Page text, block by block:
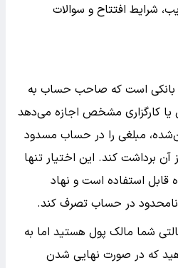
شرایط افتتاح و سوالات
است که صاحب حساب به
کارگزاری مشخص اجازه می‌دهد
مبلغی را در حساب مسدود
آن برداشت کند. این اختیار تنها
قابل استفاده است و نهاد
نامحدود در حساب تصرف کند.
شما مالک پول هستید اما به
که در صورت نهایی شدن